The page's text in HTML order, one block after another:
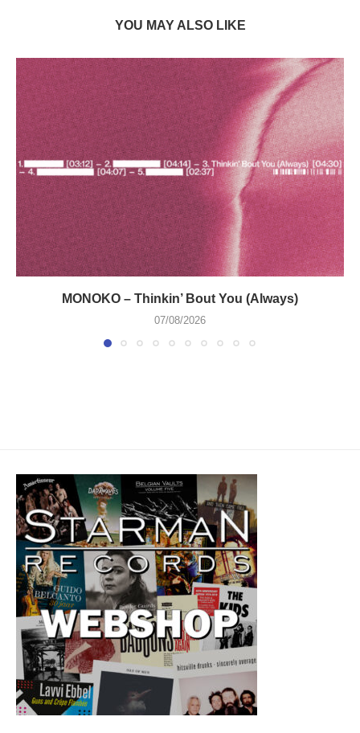
YOU MAY ALSO LIKE
MONOKO – Thinkin’ Bout You (Always)
07/08/2026